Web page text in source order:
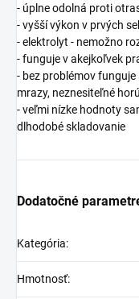
- úplne odolná proti
- vyšší výkon v prvých
- elektrolyt - nemožno
- funguje v akejkoľvek
- bez problémov
mrazy, neznesiteľné
- veľmi nízke hodnoty
dlhodobé skladovanie
Dodatočné
Kategória:
Hmotnosť: